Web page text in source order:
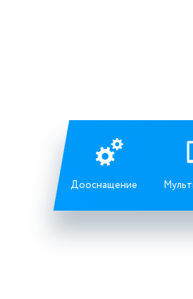
Дооснащение